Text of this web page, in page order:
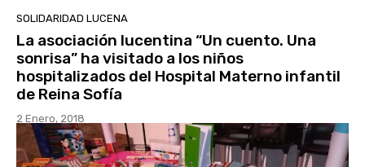
SOLIDARIDAD LUCENA
La asociación lucentina “Un cuento. Una
sonrisa” ha visitado a los niños
hospitalizados del Hospital Materno infantil
de Reina Sofía
2 Enero, 2018